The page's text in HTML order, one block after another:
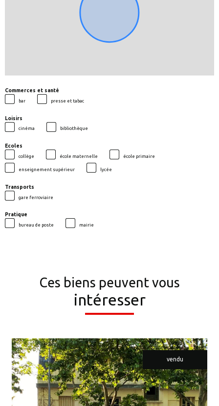
Commerces et santé
bar presse et tabac
Loisirs
cinéma bibliothèque
Ecoles
collège école maternelle école primaire
enseignement supérieur lycée
Transports
gare ferroviaire
Pratique
bureau de poste mairie
Ces biens peuvent vous
intéresser
vendu